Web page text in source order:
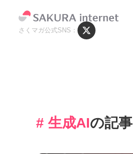
さくマガ公式SNS
# 生成AIの記事